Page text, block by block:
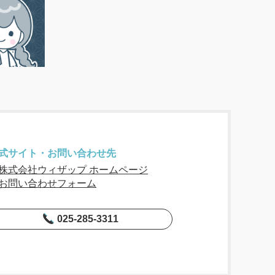
サイト・お問い合わせ先
式会社ウィザップ ホームページ
問い合わせフォーム
025-285-3311